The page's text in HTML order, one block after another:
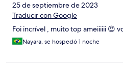
25 de septiembre de 2023
Traducir con Google
Foi incrível , muito top ameiiiiii 😍
Nayara, se hospedó 1 noche